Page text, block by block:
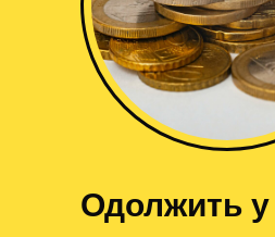
Одолжить у